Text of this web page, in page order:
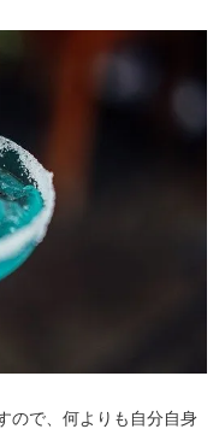
ので、何よりも自分自身